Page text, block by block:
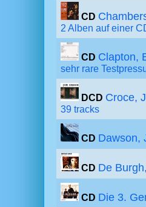
CD
2 Alben auf einer
CD Clapton,
sehr rare
DCD Croce,
39 tracks
CD Dawson,
CD De
CD Die 3.